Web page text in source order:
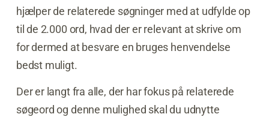
hjælper de relaterede søgninger med at udfylde op
til de 2.000 ord, hvad der er relevant at skrive om
for dermed at besvare en bruges henvendelse
bedst muligt.
Der er langt fra alle, der har fokus på relaterede
søgeord og denne mulighed skal du udnytte